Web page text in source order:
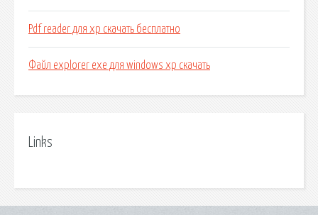
Pdf reader для xp скачать бесплатно
Файл explorer exe для windows xp скачать
Links